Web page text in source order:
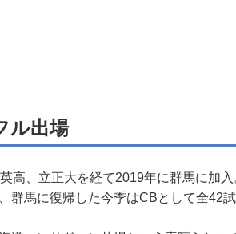
ル出場
高、立正大を経て2019年に群馬に加
群馬に復帰した今季はCBとして全42